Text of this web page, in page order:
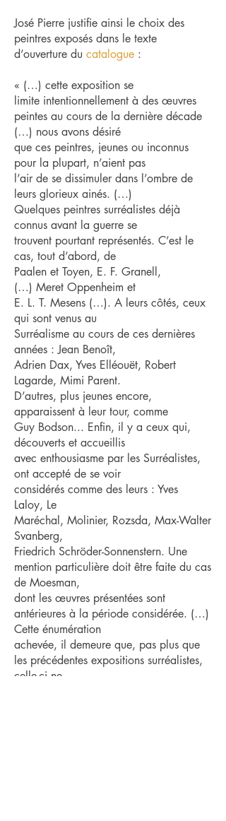
José Pierre justifie ainsi le choix des
peintres exposés dans le texte
d’ouverture du catalogue :
« (…) cette exposition se
limite intentionnellement à des œuvres
peintes au cours de la dernière décade
(…) nous avons désiré
que ces peintres, jeunes ou inconnus
pour la plupart, n’aient pas
l’air de se dissimuler dans l’ombre de
leurs glorieux ainés. (…)
Quelques peintres surréalistes déjà
connus avant la guerre se
trouvent pourtant représentés. C’est le
cas, tout d’abord, de
Paalen et Toyen, E. F. Granell,
(…) Meret Oppenheim et
E. L. T. Mesens (…). A leurs côtés, ceux
qui sont venus au
Surréalisme au cours de ces dernières
années : Jean Benoît,
Adrien Dax, Yves Elléouët, Robert
Lagarde, Mimi Parent.
D’autres, plus jeunes encore,
apparaissent à leur tour, comme
Guy Bodson... Enfin, il y a ceux qui,
découverts et accueillis
avec enthousiasme par les Surréalistes,
ont accepté de se voir
considérés comme des leurs : Yves
Laloy, Le
Maréchal, Molinier, Rozsda, Max-Walter
Svanberg,
Friedrich Schröder-Sonnenstern. Une
mention particulière doit être faite du cas
de Moesman,
dont les œuvres présentées sont
antérieures à la période considérée. (…)
Cette énumération
achevée, il demeure que, pas plus que
les précédentes expositions surréalistes,
celle-ci ne